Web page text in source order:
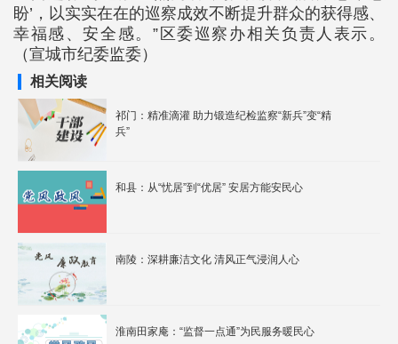
盼’，以实实在在的巡察成效不断提升群众的获得感、
幸福感、安全感。”区委巡察办相关负责人表示。
（宣城市纪委监委）
相关阅读
祁门：精准滴灌 助力锻造纪检监察“新兵”变“精
兵”
和县：从“忧居”到“优居” 安居方能安民心
南陵：深耕廉洁文化 清风正气浸润人心
淮南田家庵：“监督一点通”为民服务暖民心